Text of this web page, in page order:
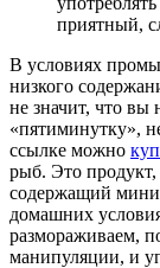
приятный,
В условиях
низкого
не значит, что вы
«пятиминутку»,
ссылке можно
рыб. Это
содержащий
домашних
размораживаем,
манипуляции, и